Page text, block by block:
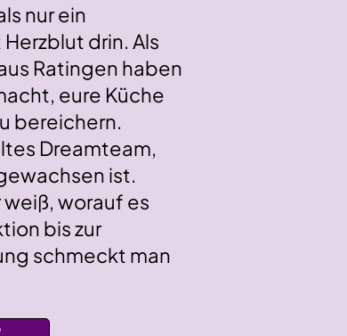
nur ein
drin. Als
Ratingen haben
eure Küche
bereichern.
Dreamteam,
ist.
worauf es
bis zur
schmeckt man